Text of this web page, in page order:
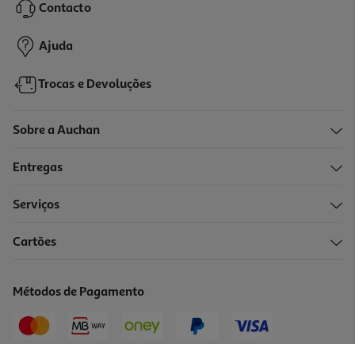
Contacto
Ajuda
Trocas e Devoluções
Sobre a Auchan
Entregas
Serviços
Cartões
Métodos de Pagamento